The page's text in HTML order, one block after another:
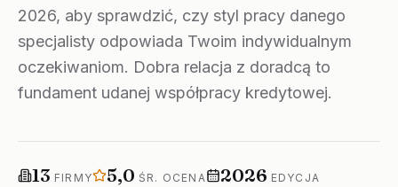
2026, aby sprawdzić, czy styl pracy danego
specjalisty odpowiada Twoim indywidualnym
oczekiwaniom. Dobra relacja z doradcą to
fundament udanej współpracy kredytowej.
Firm w rankingu
13 FIRMYŚrednia ocena
5,0 ŚR. OCENARok edycji
2026 EDYCJA